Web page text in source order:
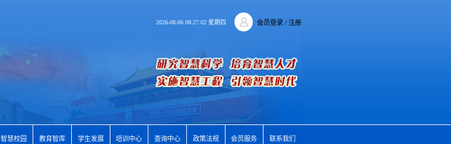
2026-08-06 08:27:02 星期四 会员登录 / 注册
智慧校园 教育智库 学生发展 培训中心 查询中心 政策法规 会员服务 联系我们